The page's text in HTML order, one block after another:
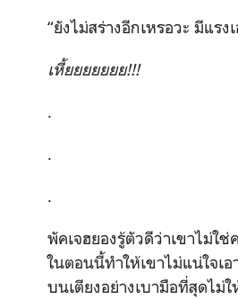
“ยังไม่สร่างอีกเหรอวะ มีแร
เหี้ยยยยยยย!!!
.
.
.
พัคเจฮยองรู้ตัวดีว่าเขาไม่ใ
ในตอนนี้ทำให้เขาไม่แน่ใจเ
บนเตียงอย่างเบามือที่สุดไม่